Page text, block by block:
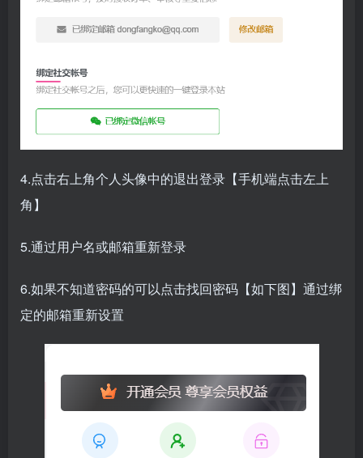
4.点击右上角个人头像中的退出登录【手机端点击左上
角】
5.通过用户名或邮箱重新登录
6.如果不知道密码的可以点击找回密码【如下图】通过绑
定的邮箱重新设置